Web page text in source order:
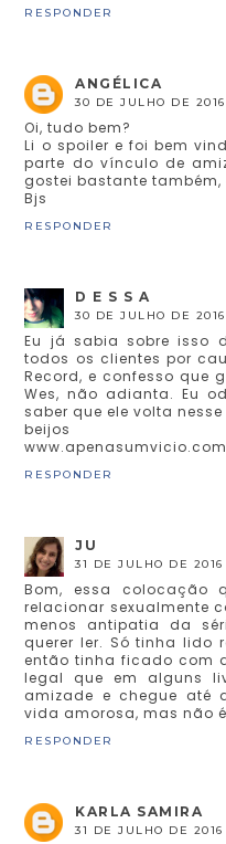
RESPONDER
ANGÉLICA
30 DE JULHO DE
Oi, tudo bem?
Li o spoiler e foi bem
parte do vínculo de
gostei bastante
Bjs
RESPONDER
D E S S A
30 DE JULHO DE
Eu já sabia sobre isso
todos os clientes por
Record, e confesso que
Wes, não adianta. Eu
saber que ele volta
beijos
www.apenasumvicio.com
RESPONDER
JU
31 DE JULHO DE 2016
Bom, essa colocação
relacionar sexualmente
menos antipatia da
querer ler. Só tinha lido
então tinha ficado com
legal que em alguns
amizade e chegue até
vida amorosa, mas não
RESPONDER
KARLA SAMIRA
31 DE JULHO DE 2016